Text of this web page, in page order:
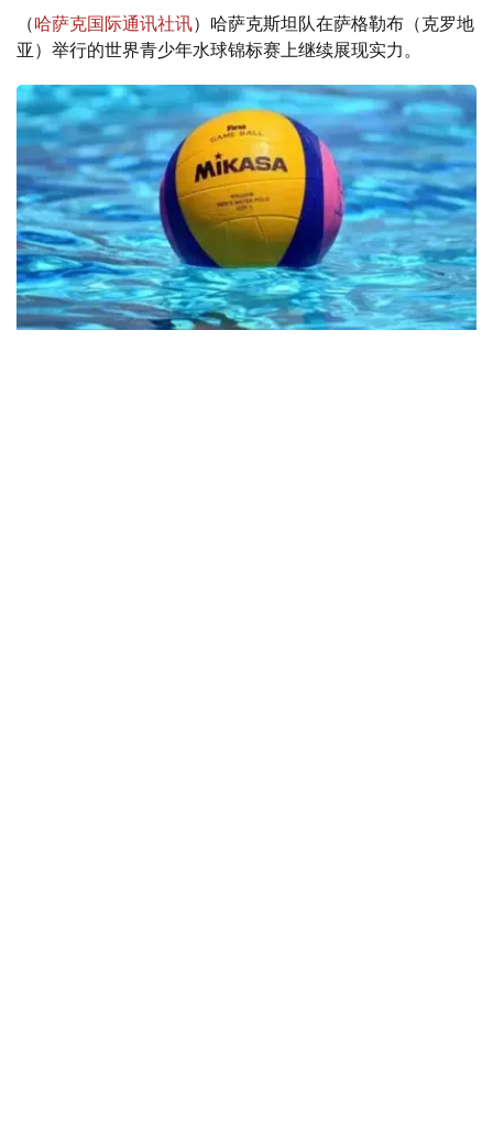
（哈萨克国际通讯社讯）哈萨克斯坦队在萨格勒布（克罗地
亚）举行的世界青少年水球锦标赛上继续展现实力。